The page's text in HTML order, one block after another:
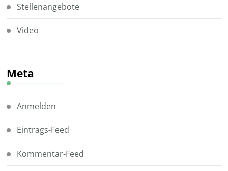
Stellenangebote
Video
Meta
Anmelden
Eintrags-Feed
Kommentar-Feed